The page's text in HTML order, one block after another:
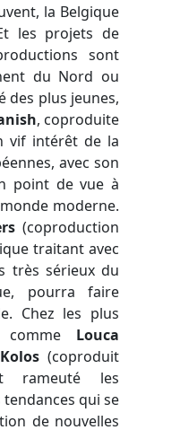
la Belgique
les projets de
sont
du Nord ou
des plus jeunes,
, coproduite
vif intérêt de la
avec son
point de vue à
moderne.
(coproduction
traitant avec
très sérieux du
pourra faire
Chez les plus
comme Louca
(coproduit
rameuté les
tendances qui se
de nouvelles